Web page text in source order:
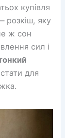
купівля
розкіш, яку
ж сон
сил і
для